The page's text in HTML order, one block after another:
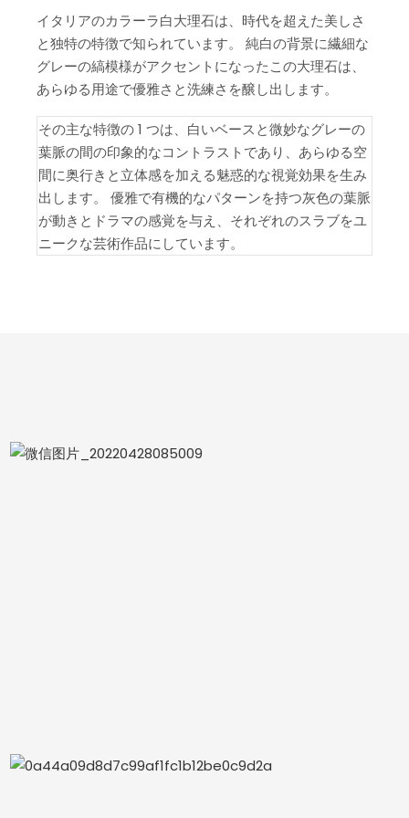
イタリアのカラーラ白大理石は、時代を超えた美しさ
と独特の特徴で知られています。 純白の背景に繊細な
グレーの縞模様がアクセントになったこの大理石は、
あらゆる用途で優雅さと洗練さを醸し出します。
その主な特徴の 1 つは、白いベースと微妙なグレーの
葉脈の間の印象的なコントラストであり、あらゆる空
間に奥行きと立体感を加える魅惑的な視覚効果を生み
出します。 優雅で有機的なパターンを持つ灰色の葉脈
が動きとドラマの感覚を与え、それぞれのスラブをユ
ニークな芸術作品にしています。